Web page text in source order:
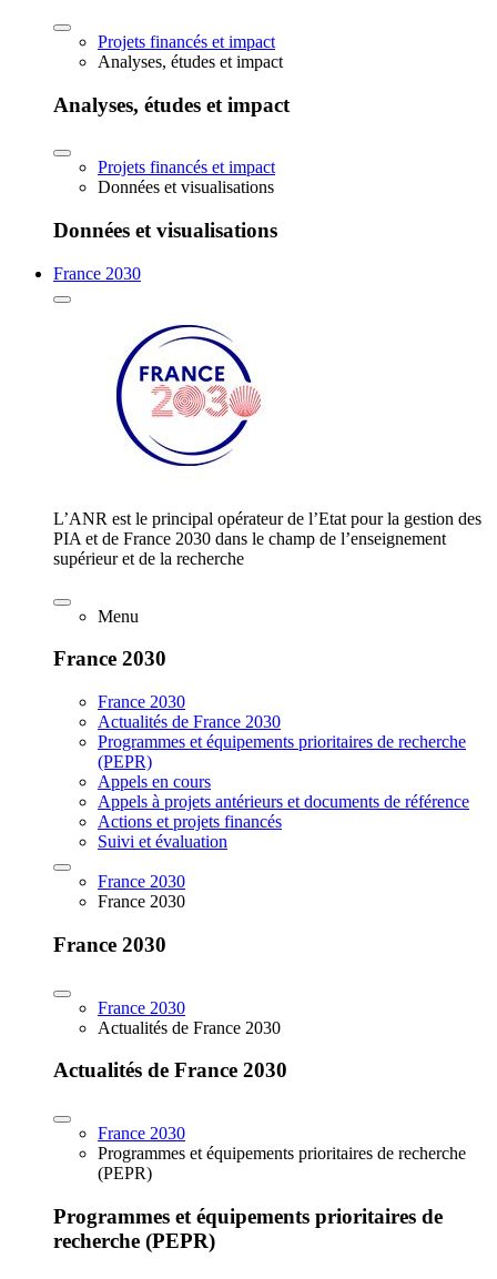
Projets financés et impact
Analyses, études et impact
Analyses, études et impact
Projets financés et impact
Données et visualisations
Données et visualisations
France 2030
L’ANR est le principal opérateur de l’Etat pour la gestion des
PIA et de France 2030 dans le champ de l’enseignement
supérieur et de la recherche
Menu
France 2030
France 2030
Actualités de France 2030
Programmes et équipements prioritaires de recherche
(PEPR)
Appels en cours
Appels à projets antérieurs et documents de référence
Actions et projets financés
Suivi et évaluation
France 2030
France 2030
France 2030
France 2030
Actualités de France 2030
Actualités de France 2030
France 2030
Programmes et équipements prioritaires de recherche
(PEPR)
Programmes et équipements prioritaires de
recherche (PEPR)